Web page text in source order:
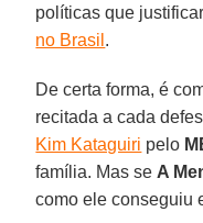
políticas que
no Brasil .
De certa forma, é
recitada a cada
Kim Kataguiri pelo
família. Mas se A
como ele conseguiu